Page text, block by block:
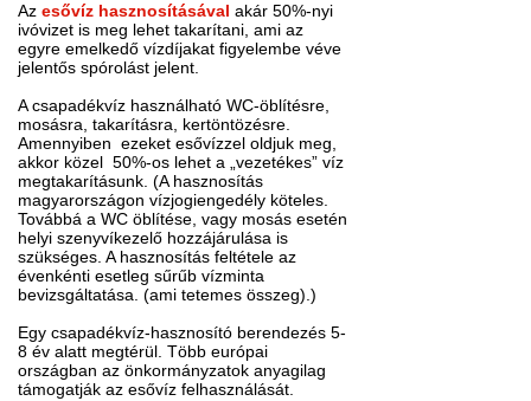
Azesővíz hasznosításávalakár 50%-nyi
ivóvizet is meg lehet takarítani, ami az
egyre emelkedő vízdíjakat figyelembe véve
jelentős spórolást jelent.
A csapadékvíz használható WC-öblítésre,
mosásra, takarításra, kertöntözésre.
Amennyiben ezeket esővízzel oldjuk meg,
akkor közel 50%-os lehet a „vezetékes” víz
megtakarításunk. (A hasznosítás
magyarországon vízjogiengedély köteles.
Továbbá a WC öblítése, vagy mosás esetén
helyi szenyvíkezelő hozzájárulása is
szükséges. A hasznosítás feltétele az
évenkénti esetleg sűrűb vízminta
bevizsgáltatása. (ami tetemes összeg).)
Egy csapadékvíz-hasznosító berendezés 5-
8 év alatt megtérül. Több európai
országban az önkormányzatok anyagilag
támogatják az esővíz felhasználását.